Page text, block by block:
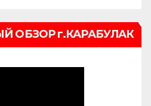
ОБЗОР г.КАРАБУЛАК